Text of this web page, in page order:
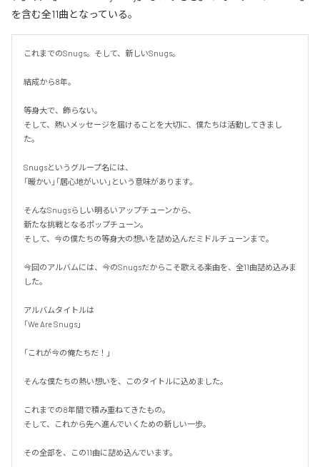
を含む全11曲となっている。
これまでのSnugs。そして、新しいSnugs。
結成から8年。
等身大で、飾らない。
そして、熱いメッセージを届けることを大切に、僕たちは活動してきまし
た。
Snugsというグループ名には、
「暖かい」「居心地がいい」という意味があります。
そんなSnugsらしい明るいアップチューンから、
新たな挑戦となるポップチューン。
そして、今の僕たちの等身大の想いを詰め込んだミドルチューンまで。
今回のアルバムには、今のSnugsだからこそ歌える楽曲を、全11曲詰め込みま
した。
アルバムタイトルは
「We Are Snugs」
「これが今の俺たちだ！」
そんな僕たちの熱い想いを、このタイトルに込めました。
これまでの8年間で積み重ねてきたもの。
そして、これから先へ進んでいくための新しい一歩。
その全部を、この11曲に詰め込んでいます。